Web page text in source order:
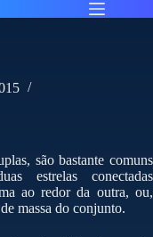
são bastante comuns
estrelas conectadas
ao redor da outra, ou,
massa do conjunto.